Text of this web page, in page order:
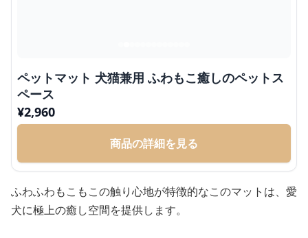
ペットマット 犬猫兼用 ふわもこ癒しのペットス
ペース
¥2,960
商品の詳細を見る
ふわふわもこもこの触り心地が特徴的なこのマットは、愛
犬に極上の癒し空間を提供します。